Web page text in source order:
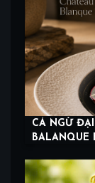
CÁ NGỪ ĐẠI
BALANQUE